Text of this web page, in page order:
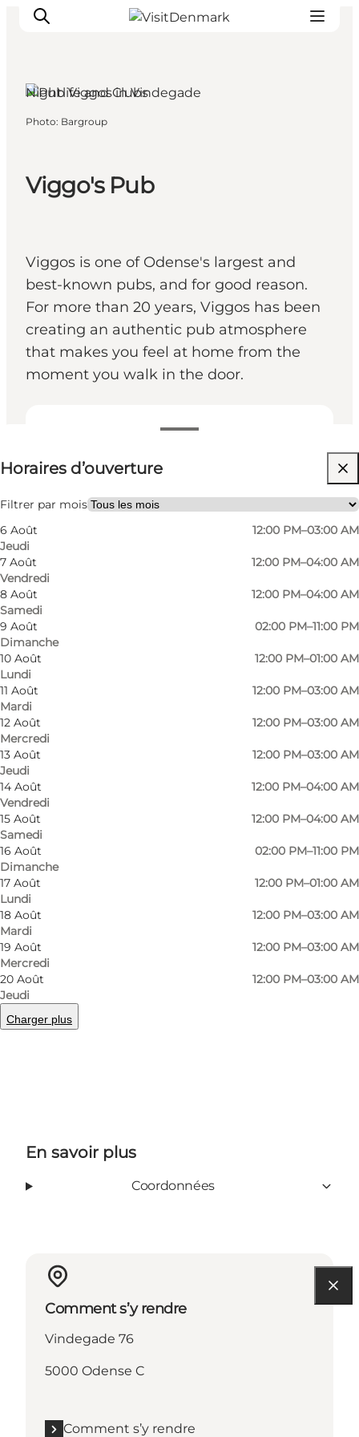
Quoi faire
Hébergements
Viggo's Pub
Viggos is one of Odense's largest and
best-known pubs, and for good reason.
For more than 20 years, Viggos has been
creating an authentic pub atmosphere
that makes you feel at home from the
moment you walk in the door.
Voir les horaires d’ouverture
Horaires d’ouverture
Filtrer par mois
6 Août
Jeudi
12:00 PM–03:00 AM
7 Août
Vendredi
12:00 PM–04:00 AM
8 Août
Samedi
12:00 PM–04:00 AM
9 Août
Dimanche
02:00 PM–11:00 PM
10 Août
Lundi
12:00 PM–01:00 AM
11 Août
Mardi
12:00 PM–03:00 AM
12 Août
Mercredi
12:00 PM–03:00 AM
13 Août
Jeudi
12:00 PM–03:00 AM
14 Août
Vendredi
12:00 PM–04:00 AM
15 Août
Samedi
12:00 PM–04:00 AM
16 Août
Dimanche
02:00 PM–11:00 PM
17 Août
Lundi
12:00 PM–01:00 AM
18 Août
Mardi
12:00 PM–03:00 AM
19 Août
Mercredi
12:00 PM–03:00 AM
20 Août
Jeudi
12:00 PM–03:00 AM
Charger plus
Visiter le site web
Friends, My partner
Nightlife and Clubs
Photo: Bargroup
Viggos consists of three floors, Ølhunden,
Viggo's and Ølkælderen (The Beer Cellar), with a
smoking room. The decor at Viggos is
permeated with wooden furniture and beer
mugs on the ceiling, which belong to the
guests who have "drunk the date", which we
think contributes to a cosy atmosphere.
At Viggos, there is a wide selection of drinks to
suit all tastes, whether you prefer beer, cider or
just want to enjoy a cup of coffee or soft drink.
Tuesday quiz
Every Tuesday there's a quiz from 8-10pm,
where you can compete in teams in all sorts of
categories that vary from week to week.
En savoir plus
Coordonnées
Comment s’y rendre
Vindegade 76
5000 Odense C
Comment s’y rendre